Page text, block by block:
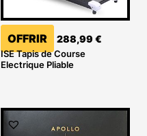
OFFRIR 288,99 €
ISE Tapis de Course
Electrique Pliable